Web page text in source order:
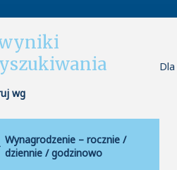
Dla
wg
Wynagrodzenie – rocznie /
dziennie / godzinowo